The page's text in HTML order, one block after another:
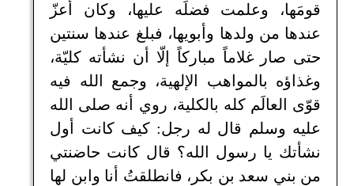
قومَها، وعلمت فضلَه عليها، وكان أعزّ
عندها من ولدها وأبويها، فبلغ عندها سنتين
حتى صار غلاماً مباركاً إلّا أن نشأته كليّة،
وغذاؤه بالمواهب الإلهية، وجمع الله فيه
قوّى العالَم كله بالكلية، روي أنه صلى الله
عليه وسلم قال له رجل: كيف كانت أول
نشأتك يا رسول الله؟ قال كانت حاضنتي
من بني سعد بن بكر، فانطلقتُ أنا وابن لها